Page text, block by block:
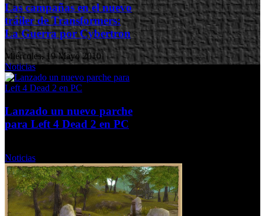
Las campañas en el nuevo
tráiler de Transformers:
La Guerra por Cybertron
Miércoles, 19 Mayo 2010
Noticias
Lanzado un nuevo parche
para Left 4 Dead 2 en PC
Noticias